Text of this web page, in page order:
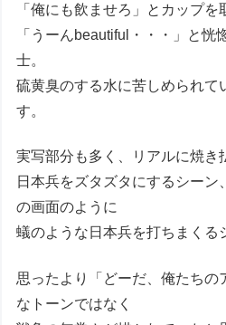
「俺にも飲ませろ」とカップ
「うーんbeautiful・・・」と恍
士。
硫黄臭のする水に苦しめられて
す。
実写部分も多く、リアルに焼き
日本兵をズタズタにするシーン
の画面のように
蟻のような日本兵を打ちまくる
思ったより「どーだ、俺たちの
なトーンではなく